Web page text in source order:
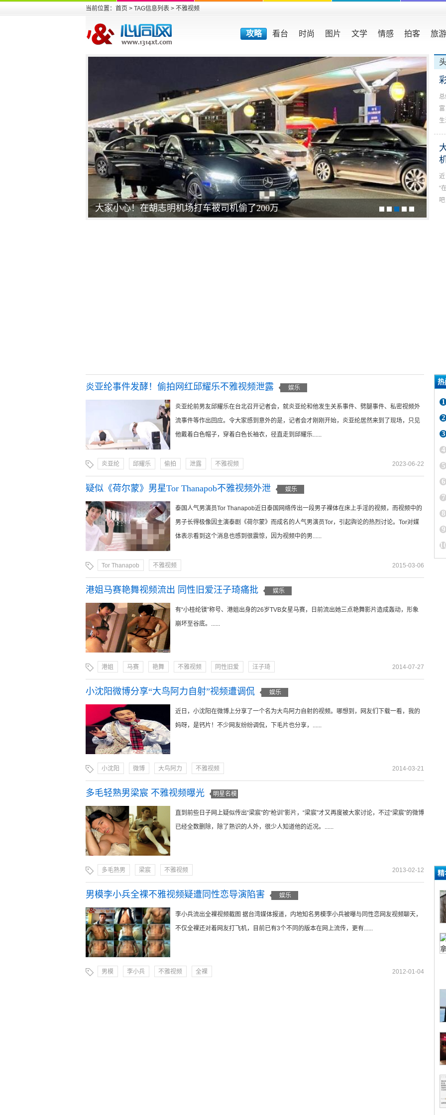
当前位置： 首页 > TAG信息列表 > 不雅视频
攻略 看台 时尚 图片 文学 情感 拍客 旅游
大家小心！在胡志明机场打车被司机偷了200万
“
炎亚纶事件发酵！偷拍网红邱耀乐不雅视频泄露 娱乐
炎亚纶前男友邱耀乐在台北召开记者会，就炎亚纶和他发生关系事件、劈腿事件、私密视频外
流事件等作出回应。令大家感到意外的是，记者会才刚刚开始，炎亚纶居然来到了现场，只见
他戴着白色帽子，穿着白色长袖衣，径直走到邱耀乐......
炎亚纶 邱耀乐 偷拍 泄露 不雅视频 2023-06-22
疑似《荷尔蒙》男星Tor Thanapob不雅视频外泄 娱乐
泰国人气男演员Tor Thanapob近日泰国网络传出一段男子裸体在床上手淫的视频，而视频中的
男子长得极像因主演泰剧《荷尔蒙》而成名的人气男演员Tor，引起舆论的热烈讨论。Tor对媒
体表示看到这个消息也感到很震惊，因为视频中的男......
Tor Thanapob 不雅视频 2015-03-06
港姐马赛艳舞视频流出 同性旧爱汪子琦痛批 娱乐
有“小桂纶镁”称号、港姐出身的26岁TVB女星马赛，日前流出她三点艳舞影片造成轰动，形象
崩坏至谷底。......
港姐 马赛 艳舞 不雅视频 同性旧爱 汪子琦 2014-07-27
小沈阳微博分享“大鸟阿力自射”视频遭调侃 娱乐
近日，小沈阳在微博上分享了一个名为大鸟阿力自射的视频。哪想到，网友们下载一看，我的
妈呀，是钙片！不少网友纷纷调侃，下毛片也分享，......
小沈阳 微博 大鸟阿力 不雅视频 2014-03-21
多毛轻熟男梁宸 不雅视频曝光 明星名模
直到前些日子网上疑似传出“梁宸”的“枪训”影片，“梁宸”才又再度被大家讨论，不过“梁宸”的微博
已经全数删除，除了熟识的人外，很少人知道他的近况。......
多毛熟男 梁宸 不雅视频 2013-02-12
男模李小兵全裸不雅视频疑遭同性恋导演陷害 娱乐
李小兵流出全裸视频截图 据台湾媒体报道，内地知名男模李小兵被曝与同性恋网友视频聊天，
不仅全裸还对着网友打飞机，目前已有3个不同的版本在网上流传，更有......
男模 李小兵 不雅视频 全裸 2012-01-04
热
1
2
3
4
5
6
7
8
9
精